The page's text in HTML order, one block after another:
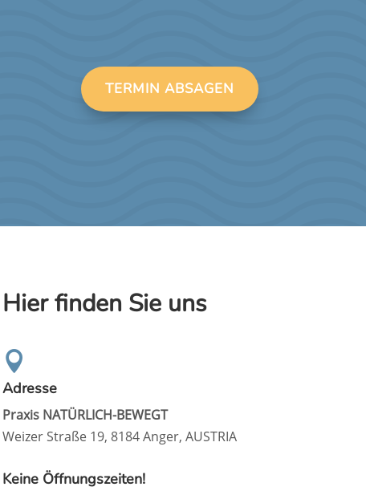
TERMIN ABSAGEN
Hier finden Sie uns

Adresse
Praxis NATÜRLICH-BEWEGT
Weizer Straße 19, 8184 Anger, AUSTRIA
Keine Öffnungszeiten!